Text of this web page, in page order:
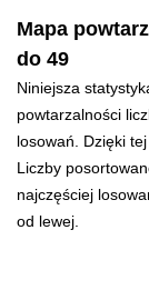
Mapa
do 49
Niniejsza
powtarzalności
losowań. Dzięki
Liczby
najczęściej
od lewej.